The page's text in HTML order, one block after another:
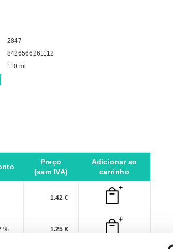
2847
8426566261112
110 ml
Preço
(sem IVA)
Adicionar ao
carrinho
1.42 €
+
% 1.25 €
+